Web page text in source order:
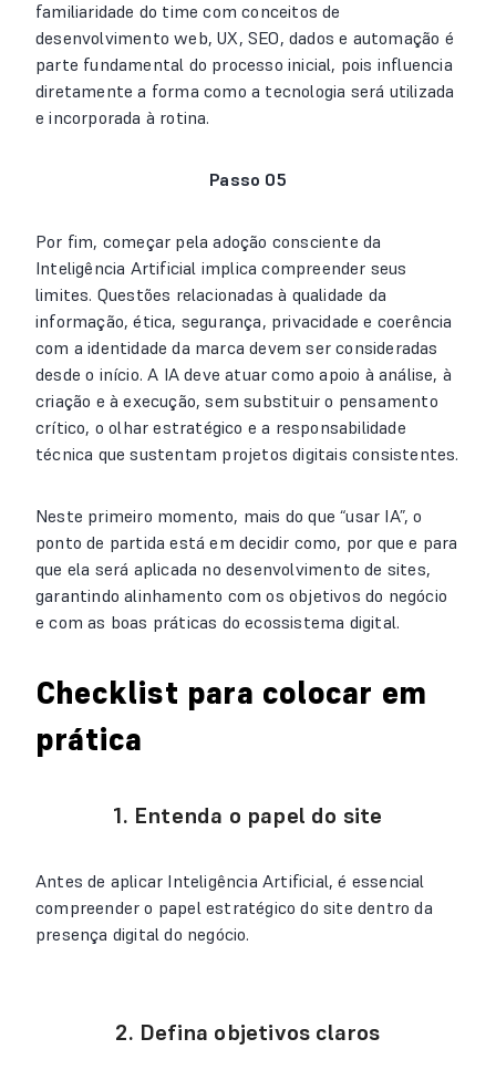
familiaridade do time com conceitos de
desenvolvimento web, UX, SEO, dados e automação é
parte fundamental do processo inicial, pois influencia
diretamente a forma como a tecnologia será utilizada
e incorporada à rotina.
Passo 05
Por fim, começar pela adoção consciente da
Inteligência Artificial implica compreender seus
limites. Questões relacionadas à qualidade da
informação, ética, segurança, privacidade e coerência
com a identidade da marca devem ser consideradas
desde o início. A IA deve atuar como apoio à análise, à
criação e à execução, sem substituir o pensamento
crítico, o olhar estratégico e a responsabilidade
técnica que sustentam projetos digitais consistentes.
Neste primeiro momento, mais do que “usar IA”, o
ponto de partida está em decidir como, por que e para
que ela será aplicada no desenvolvimento de sites,
garantindo alinhamento com os objetivos do negócio
e com as boas práticas do ecossistema digital.
Checklist para colocar em
prática
1. Entenda o papel do site
Antes de aplicar Inteligência Artificial, é essencial
compreender o papel estratégico do site dentro da
presença digital do negócio.
2. Defina objetivos claros